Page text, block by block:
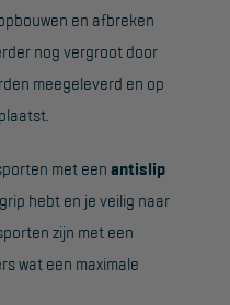
en afbreken
nog vergroot door
meegeleverd en op
met een antislip
hebt en je veilig naar
zijn met een
wat een maximale